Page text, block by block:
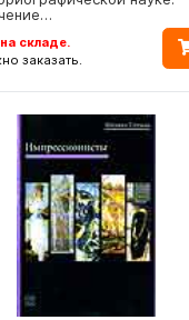
складе.
заказать.